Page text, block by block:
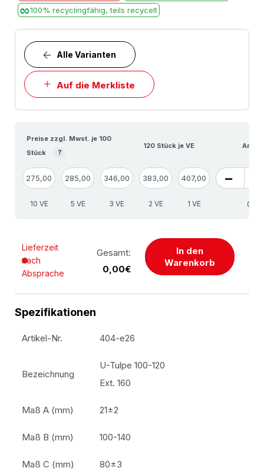
100% recyclingfähig, teils recycelt
Auf die Merkliste
Alle Varianten
Preise zzgl. Mwst. je 100
Stück
?
120 Stück je VE
275,00 285,00 346,00 383,00 407,00
10 VE 5 VE 3 VE 2 VE 1 VE
Lieferzeit
nach
Absprache
Gesamt:
0,00€
In den
Warenkorb
Spezifikationen
Artikel-Nr. 404-e26
Bezeichnung
U-Tulpe 100-120
Ext. 160
Maß A (mm) 21±2
Maß B (mm) 100-140
Maß C (mm) 80±3